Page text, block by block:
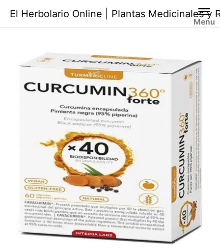
contenido
El Herbolario Online | Plantas Medicinales y
Menu